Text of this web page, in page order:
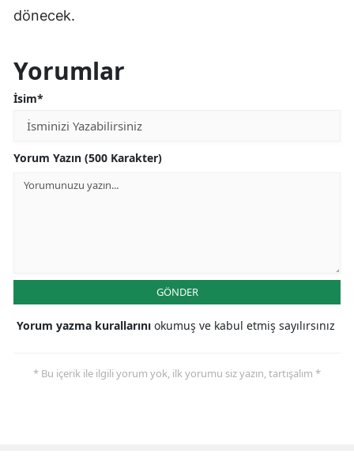
dönecek.
Yorumlar
İsim*
Yorum Yazın (500 Karakter)
GÖNDER
Yorum yazma kurallarını okumuş ve kabul etmiş sayılırsınız
* Bu içerik ile ilgili yorum yok, ilk yorumu siz yazın, tartışalım *